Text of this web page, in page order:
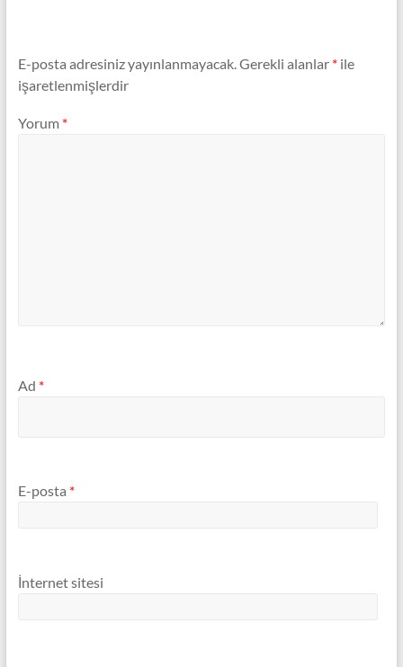
E-posta adresiniz yayınlanmayacak.Gerekli alanlar *ile
işaretlenmişlerdir
Yorum *
Ad *
E-posta *
İnternet sitesi